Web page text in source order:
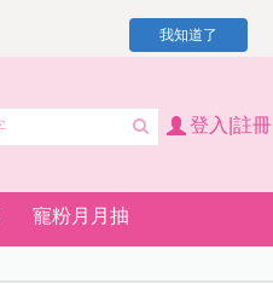
我知道了
登入|註冊
寵粉月月抽